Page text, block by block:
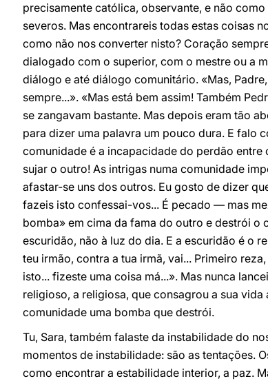
precisamente católica, observante, e não
severos. Mas encontrareis todas estas coisas
como não nos converter nisto? Coração
dialogado com o superior, com o mestre ou a
diálogo e até diálogo comunitário. «Mas,
sempre...». «Mas está bem assim! Também
se zangavam bastante. Mas depois eram tão
para dizer uma palavra um pouco dura. E falo
comunidade é a incapacidade do perdão entre
sujar o outro! As intrigas numa comunidade
afastar-se uns dos outros. Eu gosto de dizer
fazeis isto confessai-vos... É pecado — mas
bomba» em cima da fama do outro e destrói o
escuridão, não à luz do dia. E a escuridão é o
teu irmão, contra a tua irmã, vai... Primeiro
isto... fizeste uma coisa má...». Mas nunca
religioso, a religiosa, que consagrou a sua
comunidade uma bomba que destrói.
Tu, Sara, também falaste da instabilidade do
momentos de instabilidade: são as tentações.
como encontrar a estabilidade interior, a paz.